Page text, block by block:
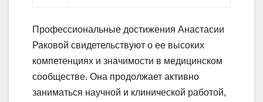
Профессиональные достижения Анастасии
Раковой свидетельствуют о ее высоких
компетенциях и значимости в медицинском
сообществе. Она продолжает активно
заниматься научной и клинической работой,